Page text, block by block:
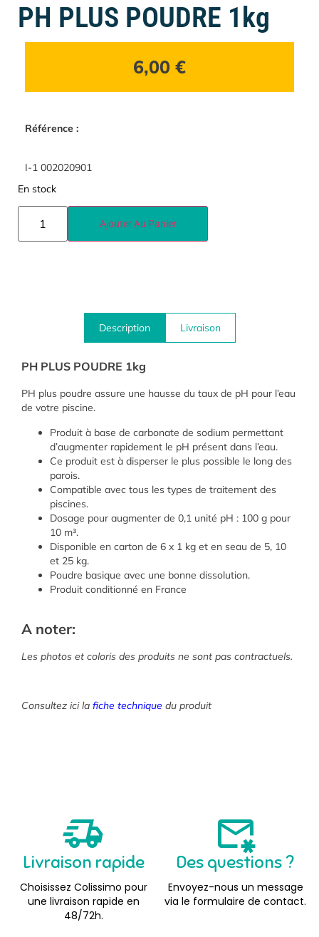
PH PLUS POUDRE 1kg
6,00 €
Référence :
I-1 002020901
En stock
Ajouter Au Panier
Description Livraison
PH PLUS POUDRE 1kg
PH plus poudre assure une hausse du taux de pH pour l’eau
de votre piscine.
Produit à base de carbonate de sodium permettant
d’augmenter rapidement le pH présent dans l’eau.
Ce produit est à disperser le plus possible le long des
parois.
Compatible avec tous les types de traitement des
piscines.
Dosage pour augmenter de 0,1 unité pH : 100 g pour
10 m³.
Disponible en carton de 6 x 1 kg et en seau de 5, 10
et 25 kg.
Poudre basique avec une bonne dissolution.
Produit conditionné en France
A noter:
Les photos et coloris des produits ne sont pas contractuels.
Consultez ici la fiche technique du produit
Livraison rapide
Choisissez Colissimo pour
une livraison rapide en
48/72h.
Des questions ?
Envoyez-nous un message
via le formulaire de contact.